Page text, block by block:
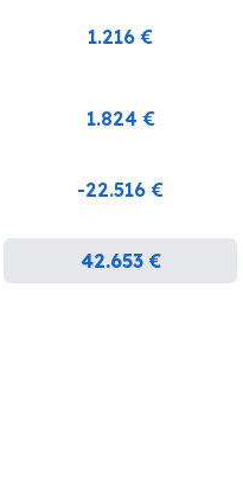
1.216 €
1.824 €
-22.516 €
42.653 €